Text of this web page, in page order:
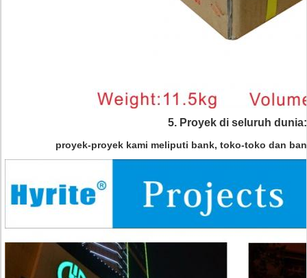
5. Proyek di seluruh dunia:
proyek-proyek kami meliputi bank, toko-toko dan